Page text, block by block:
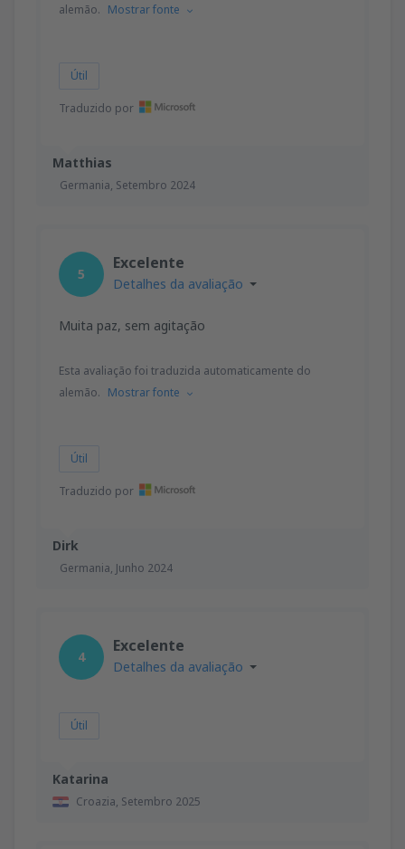
Matthias
Germania, Setembro 2024
alemão. Mostrar fonte
Útil
Traduzido por
Dirk
Germania, Junho 2024
5
Excelente
Detalhes da avaliação
Muita paz, sem agitação
Esta avaliação foi traduzida automaticamente do
alemão. Mostrar fonte
Útil
Traduzido por
Katarina
Croazia, Setembro 2025
4
Excelente
Detalhes da avaliação
Útil